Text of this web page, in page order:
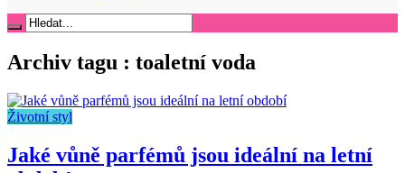
Archiv tagu : toaletní voda
Životní styl
Jaké vůně parfémů jsou ideální na letní